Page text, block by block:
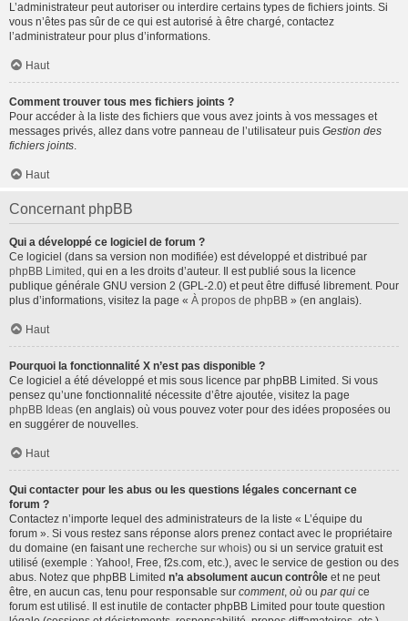
L’administrateur peut autoriser ou interdire certains types de fichiers joints. Si
vous n’êtes pas sûr de ce qui est autorisé à être chargé, contactez
l’administrateur pour plus d’informations.
Haut
Comment trouver tous mes fichiers joints ?
Pour accéder à la liste des fichiers que vous avez joints à vos messages et
messages privés, allez dans votre panneau de l’utilisateur puis Gestion des
fichiers joints.
Haut
Concernant phpBB
Qui a développé ce logiciel de forum ?
Ce logiciel (dans sa version non modifiée) est développé et distribué par
phpBB Limited , qui en a les droits d’auteur. Il est publié sous la licence
publique générale GNU version 2 (GPL-2.0) et peut être diffusé librement. Pour
plus d’informations, visitez la page « À propos de phpBB » (en anglais).
Haut
Pourquoi la fonctionnalité X n’est pas disponible ?
Ce logiciel a été développé et mis sous licence par phpBB Limited. Si vous
pensez qu’une fonctionnalité nécessite d’être ajoutée, visitez la page
phpBB Ideas (en anglais) où vous pouvez voter pour des idées proposées ou
en suggérer de nouvelles.
Haut
Qui contacter pour les abus ou les questions légales concernant ce
forum ?
Contactez n’importe lequel des administrateurs de la liste « L’équipe du
forum ». Si vous restez sans réponse alors prenez contact avec le propriétaire
du domaine (en faisant une recherche sur whois) ou si un service gratuit est
utilisé (exemple : Yahoo!, Free, f2s.com, etc.), avec le service de gestion ou des
abus. Notez que phpBB Limited n’a absolument aucun contrôle et ne peut
être, en aucun cas, tenu pour responsable sur comment, où ou par qui ce
forum est utilisé. Il est inutile de contacter phpBB Limited pour toute question